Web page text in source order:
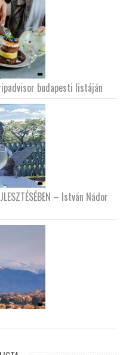
budapesti listáján
– István Nádor